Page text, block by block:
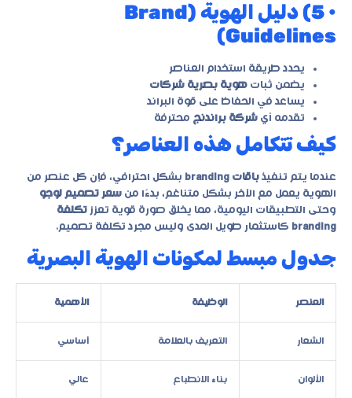
• 5) دليل الهوية (Brand
Guidelines)
يحدد طريقة استخدام العناصر
يضمن ثبات هوية بصرية شركات
يساعد في الحفاظ على قوة البراند
تقدمه أي شركة براندنج محترفة
كيف تتكامل هذه العناصر؟
عندما يتم تنفيذ باقات branding
بشكل احترافي، فإن كل عنصر من
الهوية يعمل مع الآخر بشكل متناغم، بدءًا من سعر تصميم لوجو
وحتى التطبيقات اليومية، مما يخلق صورة قوية تعزز تكلفة
branding كاستثمار طويل المدى وليس مجرد تكلفة تصميم.
جدول مبسط لمكونات الهوية البصرية
العنصر الوظيفة الأهمية
الشعار التعريف بالعلامة أساسي
الألوان بناء الانطباع عالي